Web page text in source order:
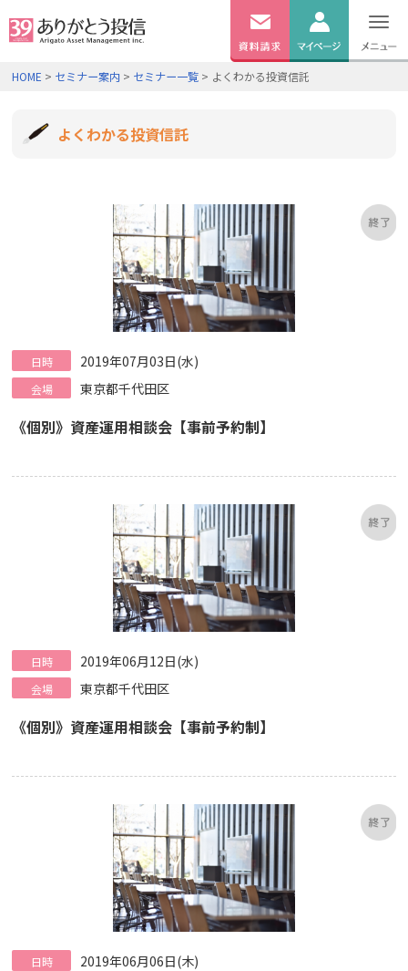
無料資料 ログイン
HOME > セミナー案内 > セミナー一覧 > よくわかる投資信託
よくわかる投資信託
日時 2019年07月03日(水)
会場 東京都千代田区
《個別》資産運用相談会【事前予約制】
日時 2019年06月12日(水)
会場 東京都千代田区
《個別》資産運用相談会【事前予約制】
日時 2019年06月06日(木)